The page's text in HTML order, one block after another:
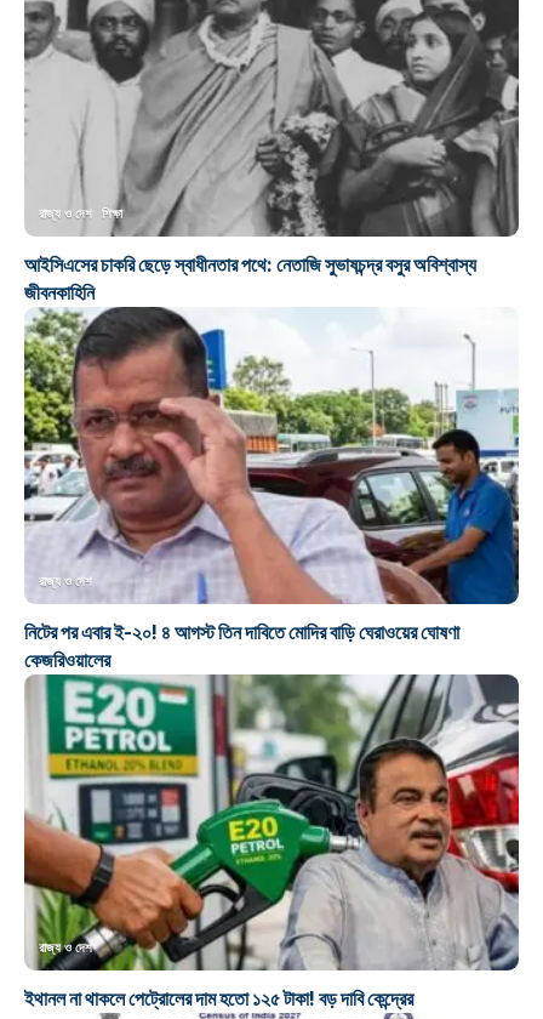
রাজ্য ও দেশ শিক্ষা
আইসিএসের চাকরি ছেড়ে স্বাধীনতার পথে: নেতাজি সুভাষচন্দ্র বসুর অবিশ্বাস্য
জীবনকাহিনি
রাজ্য ও দেশ
নিটের পর এবার ই-২০! ৪ আগস্ট তিন দাবিতে মোদির বাড়ি ঘেরাওয়ের ঘোষণা
কেজরিওয়ালের
রাজ্য ও দেশ
ইথানল না থাকলে পেট্রোলের দাম হতো ১২৫ টাকা! বড় দাবি কেন্দ্রের